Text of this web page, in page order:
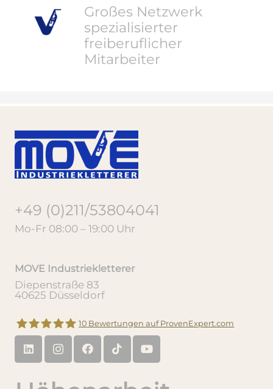
Großes Netzwerk
spezialisierter
freiberuflicher
Mitarbeiter
+49 (0)211/53804041
Mo-Fr 08:00 – 19:00 Uhr
MOVE Industriekletterer
Diepenstraße 83
40625 Düsseldorf
MOVE Industriekletterer
10 Bewertungen auf ProvenExpert.com